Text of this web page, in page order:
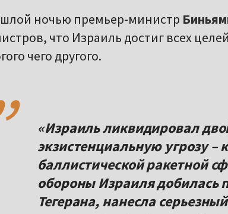
ночью премьер-министр
что Израиль достиг всех
чего другого.
«Израиль ликвидировал
экзистенциальную угрозу –
баллистической ракетной
обороны Израиля добилась
Тегерана, нанесла